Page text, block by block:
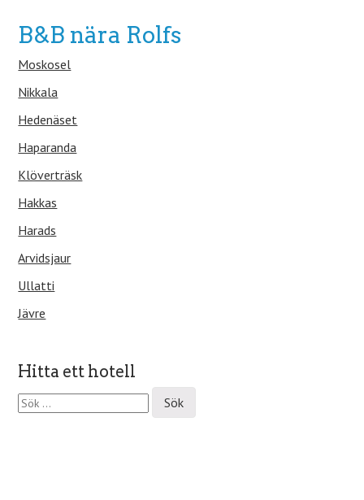
B&B nära Rolfs
Moskosel
Nikkala
Hedenäset
Haparanda
Klöverträsk
Hakkas
Harads
Arvidsjaur
Ullatti
Jävre
Hitta ett hotell
S
ö